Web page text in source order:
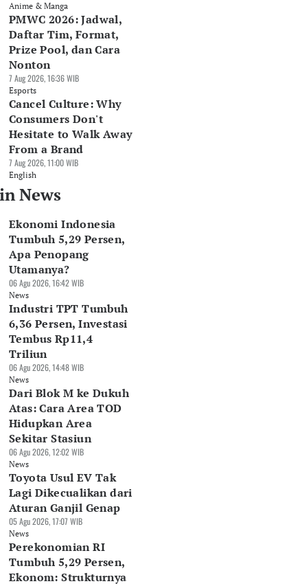
Alas Kaki RI
Rp290
Industri
Deregulasi
10:41 WIB
DJP Tunda
Pemungutan PPh E-
Commerce, Pajak
Seller Batal
07 Agu 2026, 07:58 WIB
News
Anime & Manga
PMWC 2026: Jadwal,
Daftar Tim, Format,
Prize Pool, dan Cara
Nonton
7 Aug 2026, 16:36 WIB
Esports
Cancel Culture: Why
Consumers Don't
Hesitate to Walk Away
From a Brand
7 Aug 2026, 11:00 WIB
English
News
Ekonomi Indonesia
Tumbuh 5,29 Persen,
Apa Penopang
Utamanya?
06 Agu 2026, 16:42 WIB
News
Industri TPT Tumbuh
6,36 Persen, Investasi
Tembus Rp11,4
Triliun
06 Agu 2026, 14:48 WIB
News
Dari Blok M ke Dukuh
Atas: Cara Area TOD
Hidupkan Area
Sekitar Stasiun
06 Agu 2026, 12:02 WIB
News
Toyota Usul EV Tak
Lagi Dikecualikan dari
Aturan Ganjil Genap
05 Agu 2026, 17:07 WIB
News
Perekonomian RI
Tumbuh 5,29 Persen,
Ekonom: Strukturnya